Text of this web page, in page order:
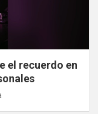
el recuerdo en